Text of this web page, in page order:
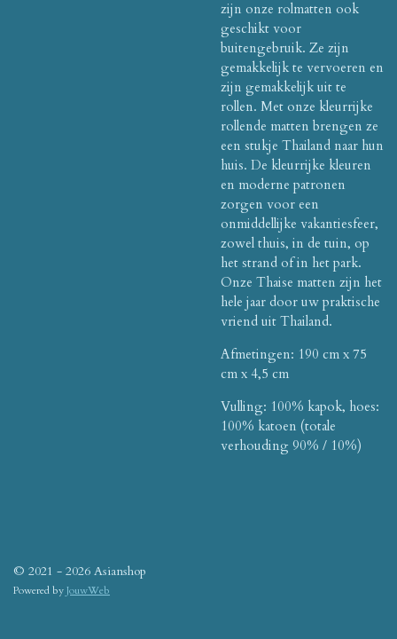
zijn onze rolmatten ook
geschikt voor
buitengebruik. Ze zijn
gemakkelijk te vervoeren en
zijn gemakkelijk uit te
rollen. Met onze kleurrijke
rollende matten brengen ze
een stukje Thailand naar hun
huis. De kleurrijke kleuren
en moderne patronen
zorgen voor een
onmiddellijke vakantiesfeer,
zowel thuis, in de tuin, op
het strand of in het park.
Onze Thaise matten zijn het
hele jaar door uw praktische
vriend uit Thailand.
Afmetingen: 190 cm x 75
cm x 4,5 cm
Vulling: 100% kapok, hoes:
100% katoen (totale
verhouding 90% / 10%)
© 2021 - 2026 Asianshop
Powered byJouwWeb